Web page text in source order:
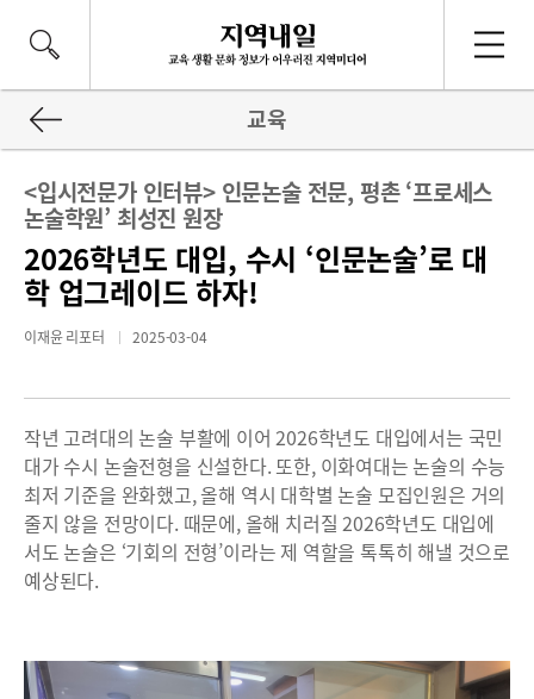
교육
<입시전문가 인터뷰> 인문논술 전문, 평촌 ‘프로세스
논술학원’ 최성진 원장
2026학년도 대입, 수시 ‘인문논술’로 대
학 업그레이드 하자!
이재윤 리포터 2025-03-04
작년 고려대의 논술 부활에 이어 2026학년도 대입에서는 국민
대가 수시 논술전형을 신설한다. 또한, 이화여대는 논술의 수능
최저 기준을 완화했고, 올해 역시 대학별 논술 모집인원은 거의
줄지 않을 전망이다. 때문에, 올해 치러질 2026학년도 대입에
서도 논술은 ‘기회의 전형’이라는 제 역할을 톡톡히 해낼 것으로
예상된다.